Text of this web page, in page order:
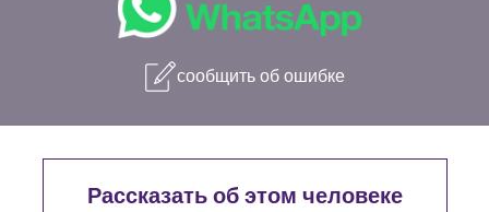
сообщить об ошибке
Рассказать об этом человеке